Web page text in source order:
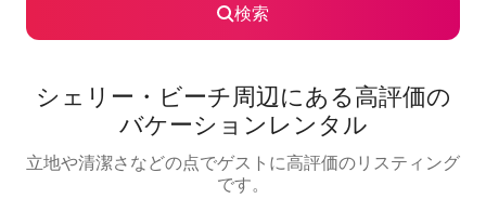
検索
シェリー・ビーチ⁠周⁠辺⁠に⁠あ⁠る高⁠評⁠価⁠の
バ⁠ケ⁠ー⁠シ⁠ョ⁠ン⁠レ⁠ン⁠タ⁠ル
立地や清潔さなどの点でゲストに高評価のリスティング
です。